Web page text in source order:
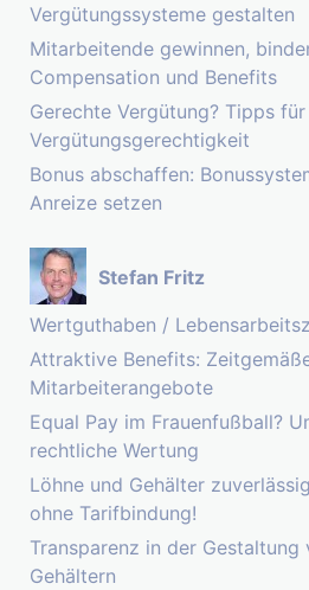
Vergütungssysteme gestalten
Mitarbeitende gewinnen,
Compensation und Benefits
Gerechte Vergütung? Tipps
Vergütungsgerechtigkeit
Bonus abschaffen:
Anreize setzen
Stefan Fritz
Wertguthaben /
Attraktive Benefits:
Mitarbeiterangebote
Equal Pay im Frauenfußball?
rechtliche Wertung
Löhne und Gehälter
ohne Tarifbindung!
Transparenz in der Gestaltung
Gehältern